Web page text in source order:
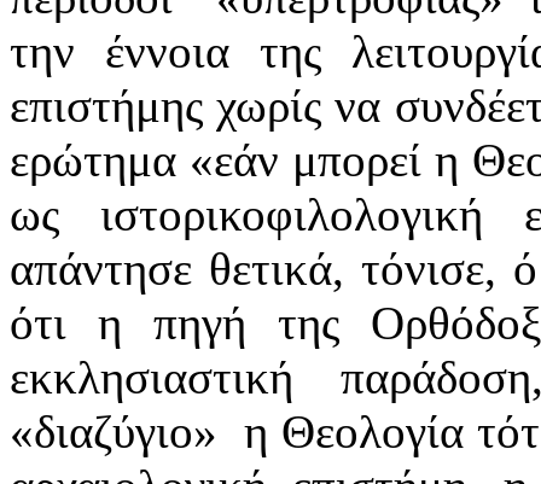
την έννοια της
επιστήμης χωρίς να
ερώτημα «εάν μπορεί η
ως
απάντησε θετικά, τόνισε,
ότι η πηγή της
εκκλησιαστική
«διαζύγιο» η Θεολογία